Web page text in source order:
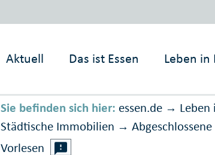
Aktuell Das ist Essen Leben in
Sie befinden sich hier: essen.de → Leben
Städtische Immobilien →
Vorlesen